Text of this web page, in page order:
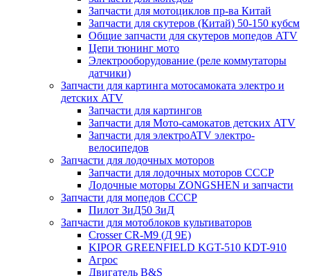
Запчасти для мотоциклов пр-ва Китай
Запчасти для скутеров (Китай) 50-150 кубсм
Общие запчасти для скутеров мопедов ATV
Цепи тюнинг мото
Электрооборудование (реле коммутаторы
датчики)
Запчасти для картинга мотосамоката электро и
детских ATV
Запчасти для картингов
Запчасти для Мото-самокатов детских ATV
Запчасти для электроATV электро-
велосипедов
Запчасти для лодочных моторов
Запчасти для лодочных моторов СССР
Лодочные моторы ZONGSHEN и запчасти
Запчасти для мопедов СССР
Пилот ЗиД50 ЗиД
Запчасти для мотоблоков культиваторов
Crosser CR-M9 (Д 9Е)
KIPOR GREENFIELD KGT-510 KDT-910
Агрос
Двигатель B&S